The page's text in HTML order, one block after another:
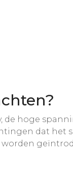
de hoge
dat het